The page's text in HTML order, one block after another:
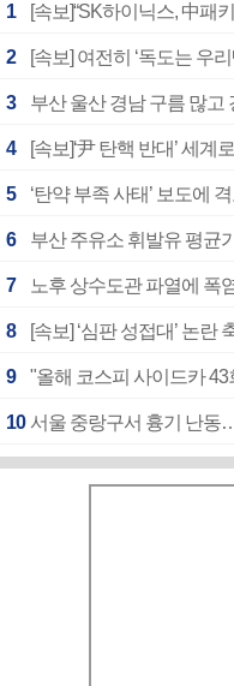
1 [속보]“SK하이닉스, 中패
2
3
4 [속보]‘尹 탄핵 반대’ 세
5
6 부산 주유소 휘발유 평균
7 노후 상수도관 파열에 폭
8
9 "올해 코스피 사이드카
10 서울 중랑구서 흉기 난동